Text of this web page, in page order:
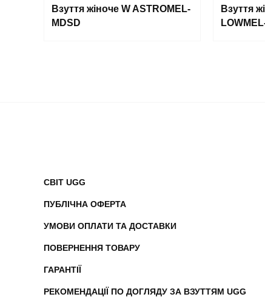
Взуття жіноче W ASTROMEL-
MDSD
Взуття
СВІТ UGG
ПУБЛІЧНА ОФЕРТА
УМОВИ ОПЛАТИ ТА ДОСТАВКИ
ПОВЕРНЕННЯ ТОВАРУ
ГАРАНТІЇ
РЕКОМЕНДАЦІЇ ПО ДОГЛЯДУ ЗА ВЗУТТЯМ UGG